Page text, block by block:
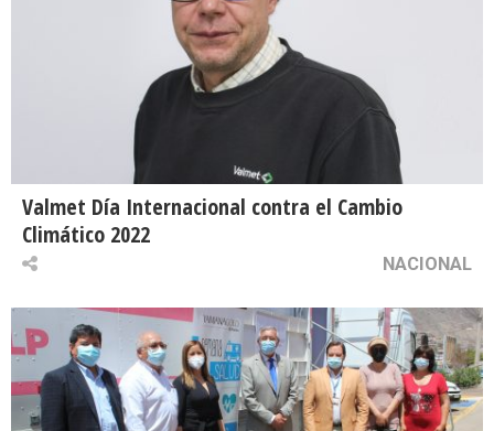
Valmet Día Internacional contra el Cambio
Climático 2022
NACIONAL